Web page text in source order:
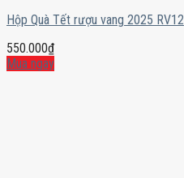
Hộp Quà Tết rượu vang 2025 RV12
550.000₫
Mua ngay